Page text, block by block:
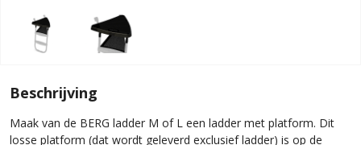
Beschrijving
Maak van de BERG ladder M of L een ladder met platform. Dit
losse platform (dat wordt geleverd exclusief ladder) is op de